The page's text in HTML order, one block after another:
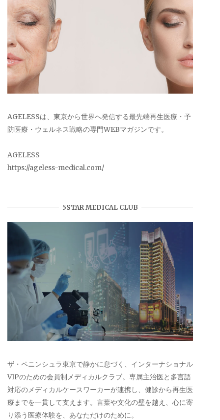
AGELESSは、東京から世界へ発信する最先端再生医療・予
防医療・ウェルネス戦略の専門WEBマガジンです。
AGELESS
https://ageless-medical.com/
5STAR MEDICAL CLUB
ザ・ペニンシュラ東京で静かに息づく、インターナショナル
VIPのための会員制メディカルクラブ。専属主治医と多言語
対応のメディカルケースワーカーが連携し、健診から再生医
療までを一貫して支えます。言葉や文化の壁を越え、心に寄
り添う医療体験を、あなただけのために。